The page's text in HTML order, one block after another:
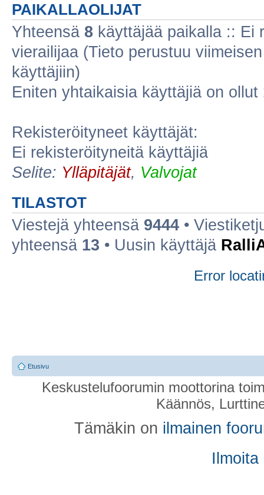
PAIKALLAOLIJAT
Yhteensä 8 käyttäjää paikalla :: Ei
vierailijaa (Tieto perustuu
käyttäjiin)
Eniten yhtaikaisia käyttäjiä on ollut
Rekisteröityneet käyttäjät:
Ei rekisteröityneitä käyttäjiä
Selite: Ylläpitäjät, Valvojat
TILASTOT
Viestejä yhteensä 9444 •
yhteensä 13 • Uusin käyttäjä
Error
Etusivu
Keskustelufoorumin moottorina
Käännös,
Tämäkin on ilmainen